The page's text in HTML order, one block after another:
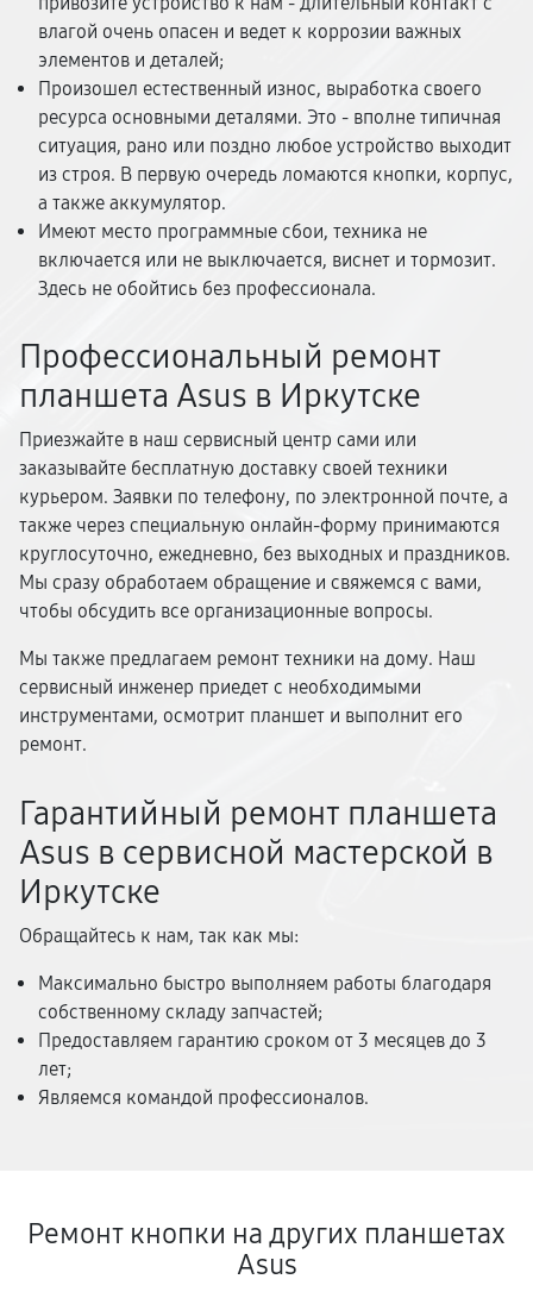
влагой очень опасен и ведет к коррозии важных
элементов и деталей;
Произошел естественный износ, выработка своего
ресурса основными деталями. Это - вполне типичная
ситуация, рано или поздно любое устройство выходит
из строя. В первую очередь ломаются кнопки, корпус,
а также аккумулятор.
Имеют место программные сбои, техника не
включается или не выключается, виснет и тормозит.
Здесь не обойтись без профессионала.
Профессиональный ремонт
планшета Asus в Иркутске
Приезжайте в наш сервисный центр сами или
заказывайте бесплатную доставку своей техники
курьером. Заявки по телефону, по электронной почте, а
также через специальную онлайн-форму принимаются
круглосуточно, ежедневно, без выходных и праздников.
Мы сразу обработаем обращение и свяжемся с вами,
чтобы обсудить все организационные вопросы.
Мы также предлагаем ремонт техники на дому. Наш
сервисный инженер приедет с необходимыми
инструментами, осмотрит планшет и выполнит его
ремонт.
Гарантийный ремонт планшета
Asus в сервисной мастерской в
Иркутске
Обращайтесь к нам, так как мы:
Максимально быстро выполняем работы благодаря
собственному складу запчастей;
Предоставляем гарантию сроком от 3 месяцев до 3
лет;
Являемся командой профессионалов.
Ремонт кнопки на других планшетах
Asus